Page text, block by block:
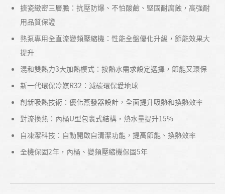
搪瓷緻密三層膽：抗壓防爆、不怕酸鹼、堅固耐腐蝕，高強耐
用品質保證
熱泵專用全直流變頻壓縮機：性能全盤優化升級，節能效果大
提升
混和雙熱力3大加熱模式：按熱水需求設定選擇，節能又環保
新一代環保冷媒R32：減碳環保愛地球
創新吸熱技術：優化蒸發器設計，全面提升吸熱和換熱效率
對流換熱：內桶U型包裹式結構，熱水量提升15%
自凍潔科技：自動開啟自清潔功能，提高節能、換熱效率
全機保固2年，內桶、變頻壓縮機保固5年